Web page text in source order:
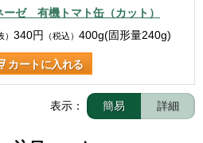
ーゼ 有機トマト缶（カット）
） 340円 （税込） 400g(固形量240g)
カートに入れる
表示： 簡易 詳細